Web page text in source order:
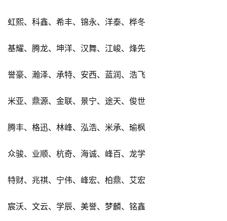
虹熙、科鑫、希丰、锦永、洋泰、桦冬
基耀、腾龙、坤洋、汉舞、江峻、烽先
誉豪、瀚泽、承特、安西、蓝润、浩飞
米亚、鼎源、金联、景宁、途天、俊世
腾丰、格迅、林峰、泓浩、米承、瑜枫
众骏、业顺、杭奇、海诚、峰百、龙学
特财、兆祺、宁伟、峰宏、柏鼎、艾宏
宸沃、文云、学辰、美誉、梦麟、铭鑫